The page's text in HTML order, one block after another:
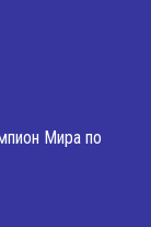
Мира по